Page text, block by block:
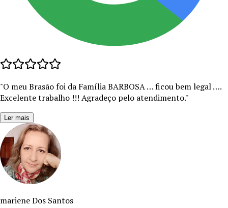
"O meu Brasão foi da Família BARBOSA … ficou bem legal ….
Excelente trabalho !!! Agradeço pelo atendimento."
Ler mais
mariene Dos Santos